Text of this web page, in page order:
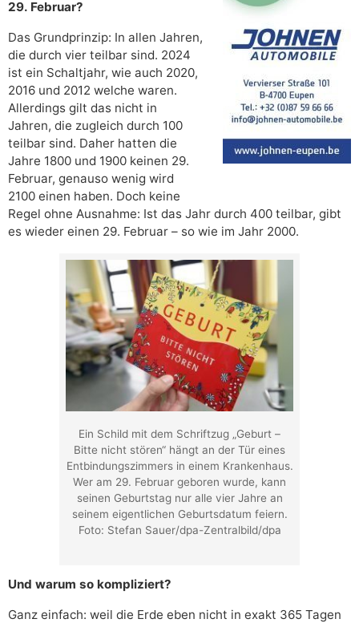
29. Februar?
Das Grundprinzip: In allen Jahren,
die durch vier teilbar sind. 2024
ist ein Schaltjahr, wie auch 2020,
2016 und 2012 welche waren.
Allerdings gilt das nicht in
Jahren, die zugleich durch 100
teilbar sind. Daher hatten die
Jahre 1800 und 1900 keinen 29.
Februar, genauso wenig wird
2100 einen haben. Doch keine
Regel ohne Ausnahme: Ist das Jahr durch 400 teilbar, gibt
es wieder einen 29. Februar – so wie im Jahr 2000.
Ein Schild mit dem Schriftzug „Geburt –
Bitte nicht stören“ hängt an der Tür eines
Entbindungszimmers in einem Krankenhaus.
Wer am 29. Februar geboren wurde, kann
seinen Geburtstag nur alle vier Jahre an
seinem eigentlichen Geburtsdatum feiern.
Foto: Stefan Sauer/dpa-Zentralbild/dpa
Und warum so kompliziert?
Ganz einfach: weil die Erde eben nicht in exakt 365 Tagen